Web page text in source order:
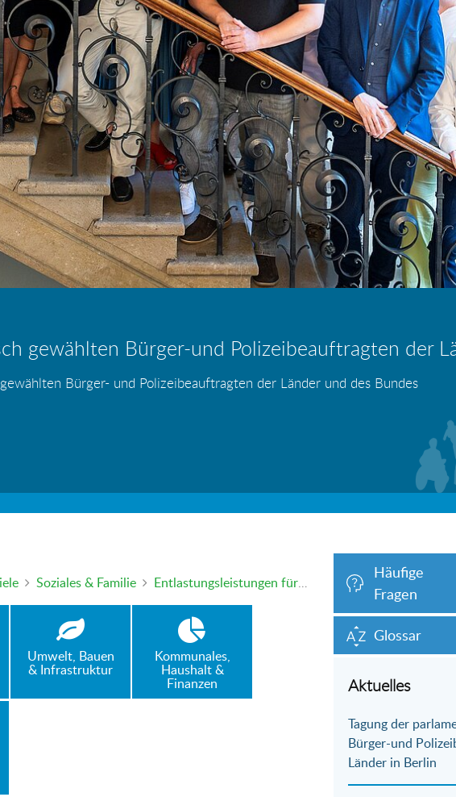
gewählten Bürger-und Polizeibeauftragten der
Bürger- und Polizeibeauftragten der Länder und des Bundes
– wer haftet für die Folgen?
Blei - gefährlich und inzwischen auch verboten!
mündlich an die Bürgerbeauftragte wenden. Nutzen Sie auch unser
Soziales & Familie Entlastungsleistungen für Pflegebedürftige nach § 45b SGB XI
Umwelt, Bauen
& Infrastruktur
Kommunales,
Haushalt &
Finanzen
Häufige
Fragen
Glossar
Aktuelles
Tagung der
Bürger-und
Länder in Berlin